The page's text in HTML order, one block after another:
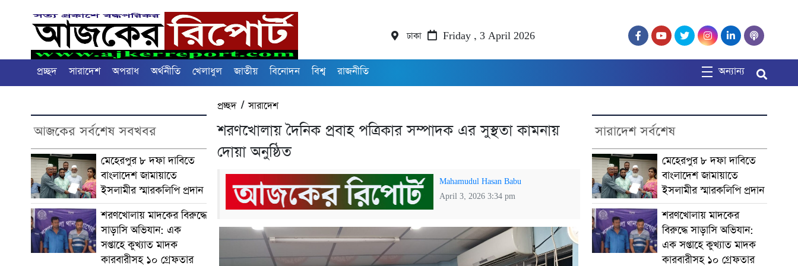
ঢাকা Friday , 3 April 2026
প্রচ্ছদ সারাদেশ অপরাধ অর্থনীতি খেলাধুল জাতীয় বিনোদন বিশ্ব রাজনীতি অন্যান্য
আজকের সর্বশেষ সবখবর
মেহেরপুর ৮ দফা দাবিতে
বাংলাদেশ জামায়াতে
ইসলামীর স্মারকলিপি প্রদান
শরণখোলায় মাদকের বিরুদ্ধে
সাড়াসি অভিযান: এক
সপ্তাহে কুখ্যাত মাদক
কারবারীসহ ১০ গ্রেফতার
প্রচ্ছদ/সারাদেশ
শরণখোলায় দৈনিক প্রবাহ পত্রিকার সম্পাদক এর সুস্থতা কামনায়
দোয়া অনুষ্ঠিত
Mahamudul Hasan Babu
April 3, 2026 3:34 pm
সারাদেশ সর্বশেষ
মেহেরপুর ৮ দফা দাবিতে
বাংলাদেশ জামায়াতে
ইসলামীর স্মারকলিপি প্রদান
শরণখোলায় মাদকের
বিরুদ্ধে সাড়াসি অভিযান:
এক সপ্তাহে কুখ্যাত মাদক
কারবারীসহ ১০ গ্রেফতার